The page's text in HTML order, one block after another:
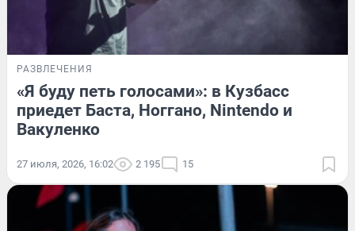
РАЗВЛЕЧЕНИЯ
«Я буду петь голосами»: в Кузбасс
приедет Баста, Ноггано, Nintendo и
Вакуленко
27 июля, 2026, 16:02 2 195 15